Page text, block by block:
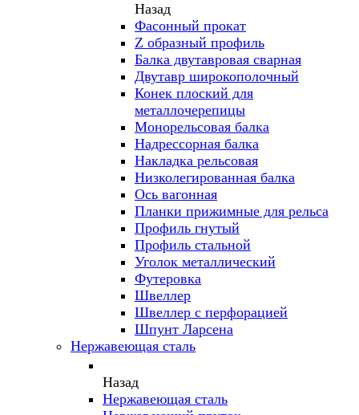
Назад
Фасонный прокат
Z образный профиль
Балка двутавровая сварная
Двутавр широкополочный
Конек плоский для
металлочерепицы
Монорельсовая балка
Надрессорная балка
Накладка рельсовая
Низколегированная балка
Ось вагонная
Планки прижимные для рельса
Профиль гнутый
Профиль стальной
Уголок металлический
Футеровка
Швеллер
Швеллер с перфорацией
Шпунт Ларсена
Нержавеющая сталь
Назад
Нержавеющая сталь